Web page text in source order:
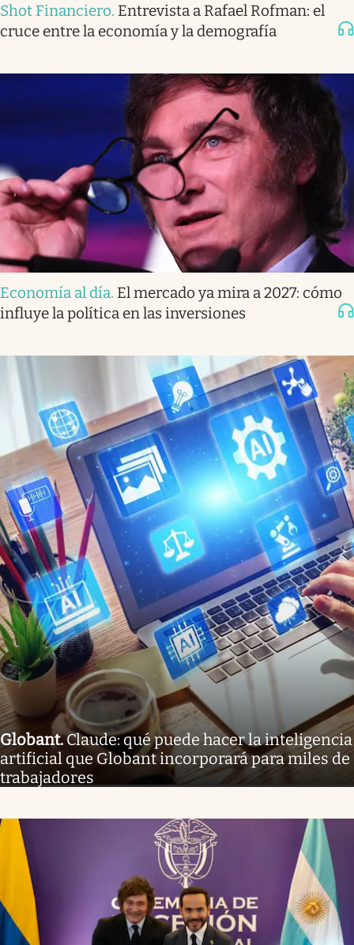
Shot Financiero. Entrevista a Rafael Rofman: el
cruce entre la economía y la demografía
Economía al día. El mercado ya mira a 2027: cómo
influye la política en las inversiones
Globant.Claude: qué puede hacer la inteligencia
artificial que Globant incorporará para miles de
trabajadores